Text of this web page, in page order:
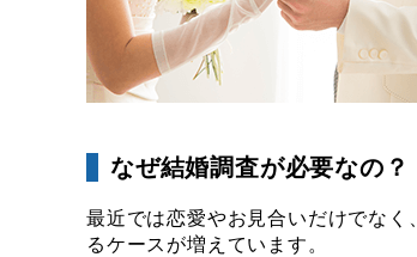
なぜ結婚調査が必要なの？
最近では恋愛やお見合いだけでな
るケースが増えています。